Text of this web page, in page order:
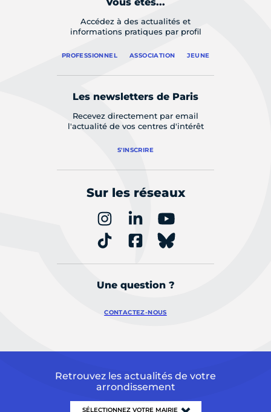
Accédez à des actualités et
informations pratiques par profil
PROFESSIONNEL ASSOCIATION JEUNE
Les newsletters de Paris
Recevez directement par email
l'actualité de vos centres d'intérêt
S'INSCRIRE
Sur les réseaux
Une question ?
CONTACTEZ-NOUS
Retrouvez les actualités de votre
arrondissement